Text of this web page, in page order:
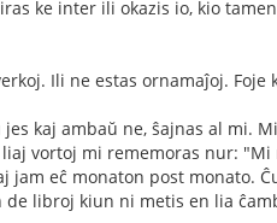
ke inter ili okazis io, kio
Ili ne estas ornamaĵoj.
kaj ambaŭ ne, ŝajnas al mi.
vortoj mi rememoras nur:
jam eĉ monaton post monato.
de libroj kiun ni metis en lia